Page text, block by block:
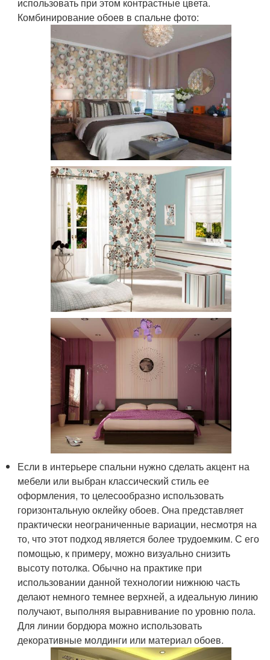
использовать при этом контрастные цвета.
Комбинирование обоев в спальне фото:
Если в интерьере спальни нужно сделать акцент на
мебели или выбран классический стиль ее
оформления, то целесообразно использовать
горизонтальную оклейку обоев. Она представляет
практически неограниченные вариации, несмотря на
то, что этот подход является более трудоемким. С его
помощью, к примеру, можно визуально снизить
высоту потолка. Обычно на практике при
использовании данной технологии нижнюю часть
делают немного темнее верхней, а идеальную линию
получают, выполняя выравнивание по уровню пола.
Для линии бордюра можно использовать
декоративные молдинги или материал обоев.